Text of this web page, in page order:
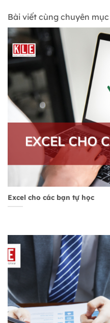
Bài viết cùng chuyên mục
Excel cho các bạn tự học